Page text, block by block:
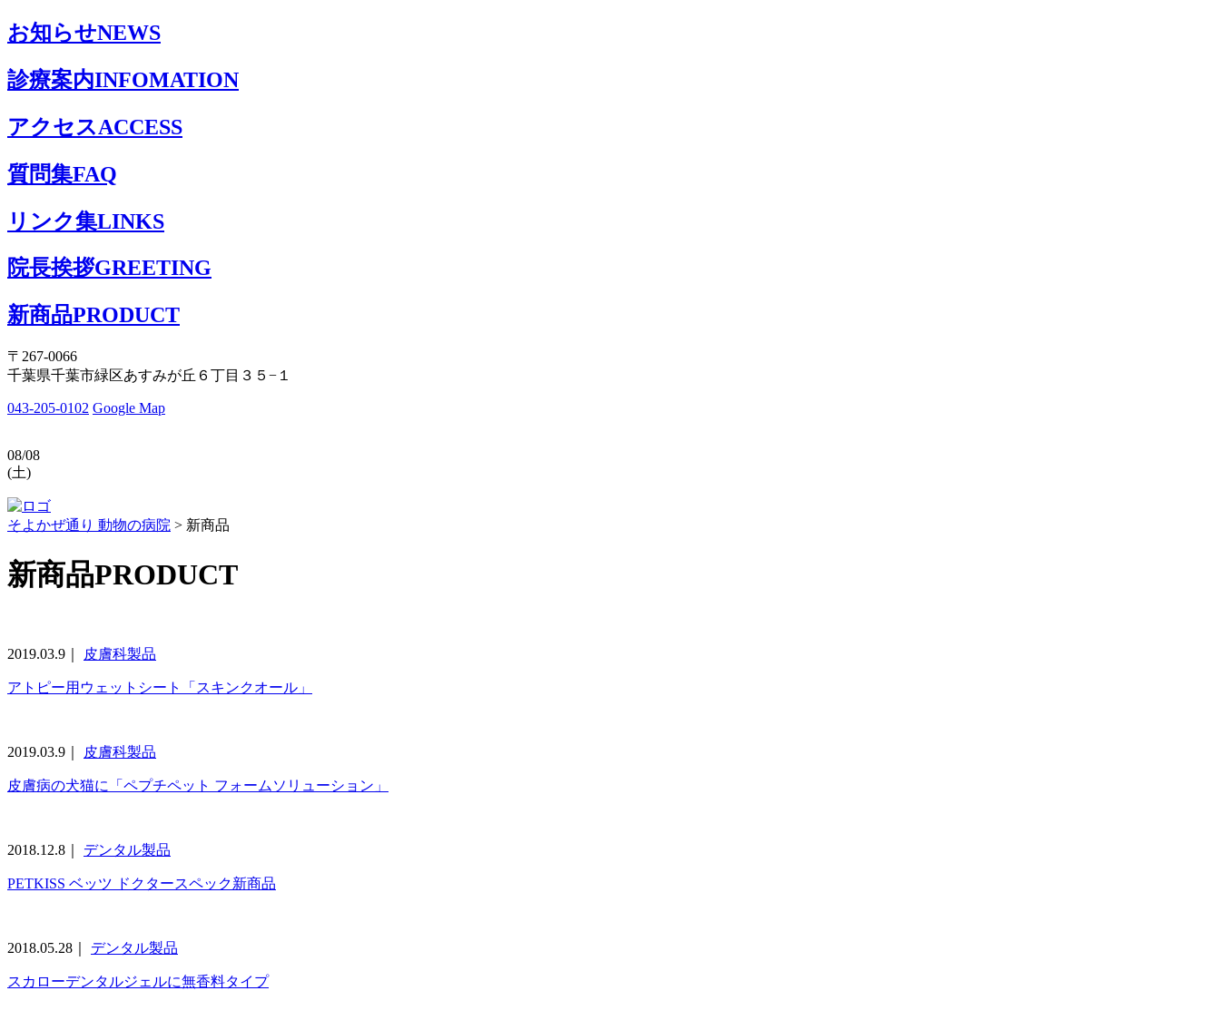
お知らせNEWS
診療案内INFOMATION
アクセスACCESS
質問集FAQ
リンク集LINKS
院長挨拶GREETING
新商品PRODUCT
〒267-0066
千葉県千葉市緑区あすみが丘６丁目３５−１
043-205-0102 Google Map
08/08
(土)
そよかぜ通り 動物の病院 > 新商品
新商品PRODUCT
2019.03.9｜ 皮膚科製品
アトピー用ウェットシート「スキンクオール」
2019.03.9｜ 皮膚科製品
皮膚病の犬猫に「ペプチペット フォームソリューション」
2018.12.8｜ デンタル製品
PETKISS ベッツ ドクタースペック新商品
2018.05.28｜ デンタル製品
スカローデンタルジェルに無香料タイプ